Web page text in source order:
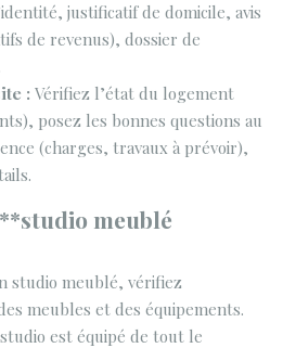
justificatif de domicile, avis
de revenus), dossier de
: Vérifiez l’état du logement
posez les bonnes questions au
(charges, travaux à prévoir),
meublé
studio meublé, vérifiez
meubles et des équipements.
est équipé de tout le